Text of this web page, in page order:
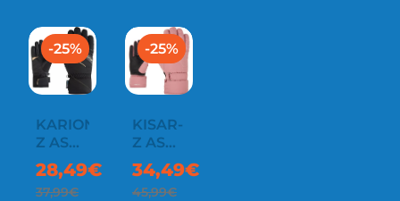
-25%
KARION-
Z AS
LADY
28,49€
37,99€
-25%
KISAR-
Z AS
LADY
34,49€
45,99€